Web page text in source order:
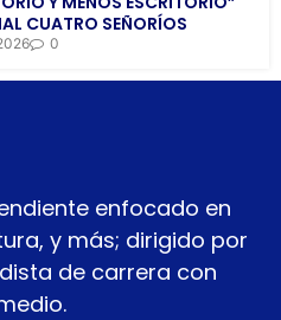
CUATRO SEÑORÍOS
0
enfocado en
y más; dirigido por
de carrera con